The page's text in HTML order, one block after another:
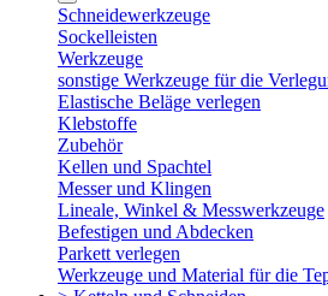
Schneidewerkzeuge
Sockelleisten
Werkzeuge
sonstige Werkzeuge für die
Elastische Beläge verlegen
Klebstoffe
Zubehör
Kellen und Spachtel
Messer und Klingen
Lineale, Winkel & Messwerkzeuge
Befestigen und Abdecken
Parkett verlegen
Werkzeuge und Material für die